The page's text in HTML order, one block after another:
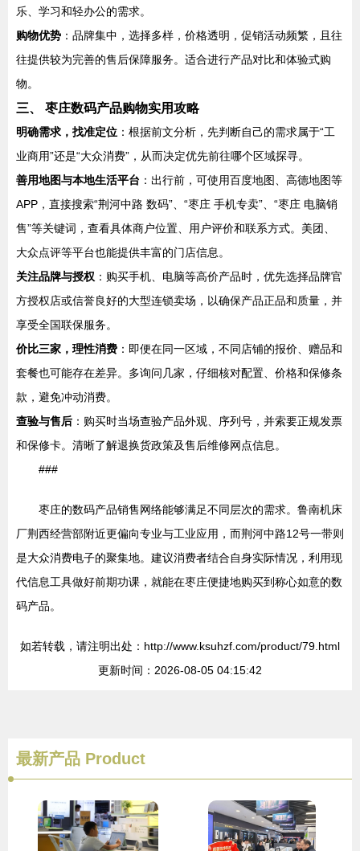
乐、学习和轻办公的需求。
购物优势 ：品牌集中，选择多样，价格透明，促销活动频繁，且往
往提供较为完善的售后保障服务。适合进行产品对比和体验式购
物。
三、 枣庄数码产品购物实用攻略
明确需求，找准定位 ：根据前文分析，先判断自己的需求属于“工
业商用”还是“大众消费”，从而决定优先前往哪个区域探寻。
善用地图与本地生活平台 ：出行前，可使用百度地图、高德地图等
APP，直接搜索“荆河中路 数码”、“枣庄 手机专卖”、“枣庄 电脑销
售”等关键词，查看具体商户位置、用户评价和联系方式。美团、
大众点评等平台也能提供丰富的门店信息。
关注品牌与授权 ：购买手机、电脑等高价产品时，优先选择品牌官
方授权店或信誉良好的大型连锁卖场，以确保产品正品和质量，并
享受全国联保服务。
价比三家，理性消费 ：即便在同一区域，不同店铺的报价、赠品和
套餐也可能存在差异。多询问几家，仔细核对配置、价格和保修条
款，避免冲动消费。
查验与售后 ：购买时当场查验产品外观、序列号，并索要正规发票
和保修卡。清晰了解退换货政策及售后维修网点信息。
###
枣庄的数码产品销售网络能够满足不同层次的需求。鲁南机床
厂荆西经营部附近更偏向专业与工业应用，而荆河中路12号一带则
是大众消费电子的聚集地。建议消费者结合自身实际情况，利用现
代信息工具做好前期功课，就能在枣庄便捷地购买到称心如意的数
码产品。
如若转载，请注明出处：http://www.ksuhzf.com/product/79.html
更新时间：2026-08-05 04:15:42
最新产品 Product